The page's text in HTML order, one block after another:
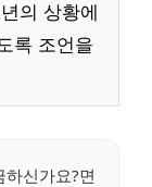
의 상황에
록 조언을
신가요?면